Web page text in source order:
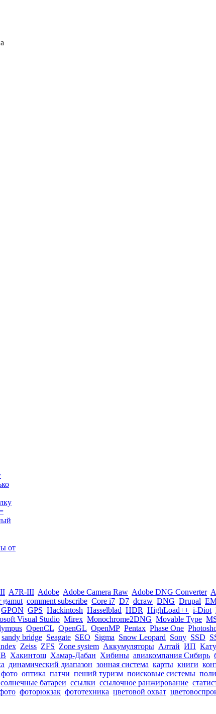
от
A7R-III Adobe Adobe Camera Raw Adobe DNG Converter
gamut comment subscribe Core i7 D7 dcraw DNG Drupal
GPON GPS Hackintosh Hasselblad HDR HighLoad++ i-Diot
Visual Studio Mirex Monochrome2DNG Movable Type
OpenCL OpenGL OpenMP Pentax Phase One
sandy bridge Seagate SEO Sigma Snow Leopard Sony SSD
Zeiss ZFS Zone system Аккумуляторы Алтай ИП
Хакинтош Хамар-Дабан Хибины авиакомпания Сибирь
динамический диапазон зонная система карты книги
фото оптика патчи пеший туризм поисковые системы
солнечные батареи ссылки ссылочное ранжирование
фоторюкзак фототехника цветовой охват